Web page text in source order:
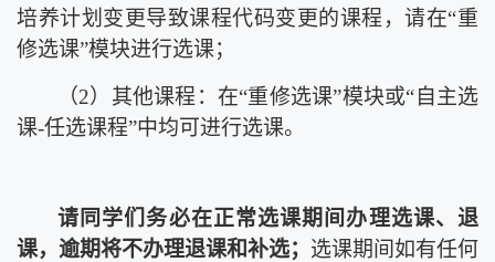
培养计划变更导致课程代码变更的课程，请在“重
修选课”模块进行选课；
（2） 其他课程：在“重修选课”模块或“自主选
课-任选课程”中均可进行选课。
请同学们务必在正常选课期间办理选课、退
课，逾期将不办理退课和补选； 选课期间如有任何